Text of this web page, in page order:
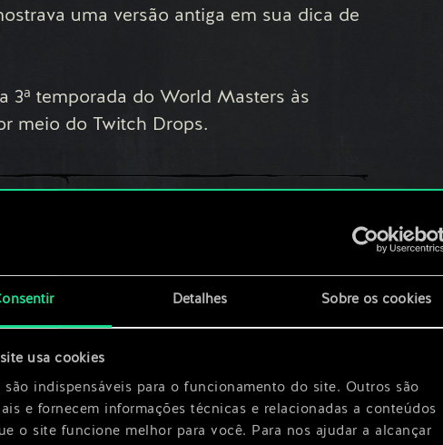
Detalhes Sobre os cookies
usa cookies
são indispensáveis para o funcionamento do site. Outros são
e fornecem informações técnicas e relacionadas a conteúdos
o site funcione melhor para você. Para nos ajudar a alcançar
uma versão antiga em sua dica de
3ª temporada do World Masters às
meio do Twitch Drops.